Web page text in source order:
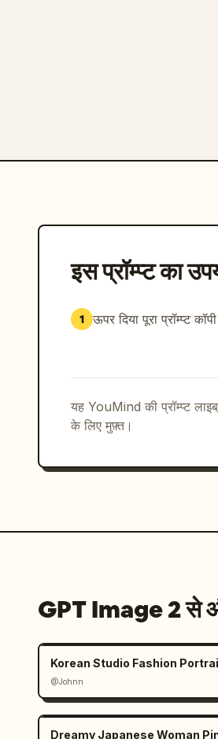
इस प्रॉम्प्ट का
1 ऊपर दिया पूरा प्रॉम्प्ट
यह YouMind की प्रॉम्प्ट
के लिए मुफ़्त।
GPT Image 2 से
Korean Studio Fashion
@Johnn
Dreamy Japanese Woman